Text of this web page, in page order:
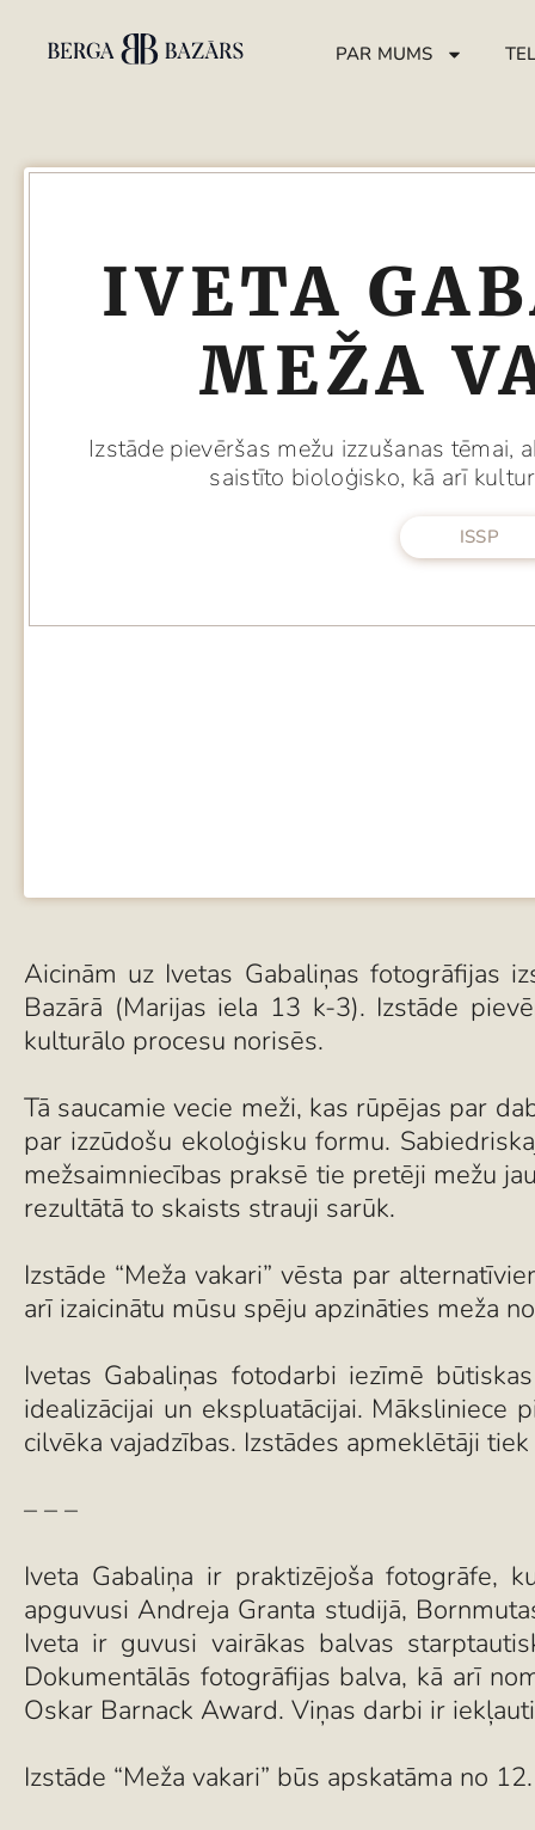
PAR MUMS
IVETA
MEŽA
Izstāde pievēršas mežu izzušanas tēmai,
saistīto bioloģisko, kā arī
ISSP
Aicinām uz Ivetas Gabaliņas fotogrāfijas
Bazārā (Marijas iela 13 k-3). Izstāde
kulturālo procesu norisēs.
Tā saucamie vecie meži, kas rūpējas par
par izzūdošu ekoloģisku formu.
mežsaimniecības praksē tie pretēji mežu
rezultātā to skaists strauji sarūk.
Izstāde “Meža vakari” vēsta par
arī izaicinātu mūsu spēju apzināties meža
Ivetas Gabaliņas fotodarbi iezīmē
idealizācijai un ekspluatācijai. Māksliniece
cilvēka vajadzības. Izstādes apmeklētāji
– – –
Iveta Gabaliņa ir praktizējoša fotogrāfe,
apguvusi Andreja Granta studijā,
Iveta ir guvusi vairākas balvas
Dokumentālās fotogrāfijas balva, kā arī
Oskar Barnack Award. Viņas darbi ir
Izstāde “Meža vakari” būs apskatāma no